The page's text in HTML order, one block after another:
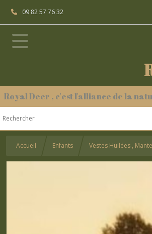
09 82 57 76 32
Royal Deer , c'est l'alliance de la
Accueil Enfants Vestes Huilées ,